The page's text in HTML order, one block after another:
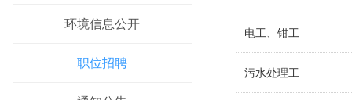
环境信息公开
职位招聘
电工、钳工
污水处理工